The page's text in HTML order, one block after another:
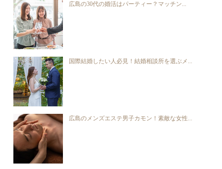
広島の30代の婚活はパーティー？マッチン...
国際結婚したい人必見！結婚相談所を選ぶメ...
広島のメンズエステ男子カモン！素敵な女性...